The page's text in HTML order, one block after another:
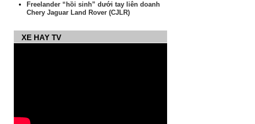
Freelander “hồi sinh” dưới tay liên doanh
Chery Jaguar Land Rover (CJLR)
XE HAY TV